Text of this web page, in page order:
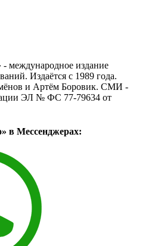
международное издание
Издаётся с 1989 года.
и Артём Боровик. CМИ -
ЭЛ № ФС 77-79634 от
в Мессенджерах: